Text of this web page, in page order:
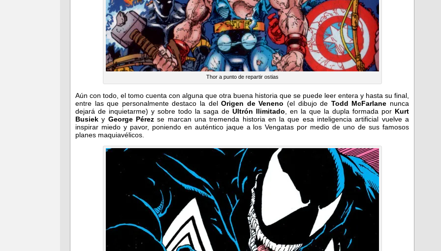
Thor a punto de repartir ostias
Aún con todo, el tomo cuenta con alguna que otra buena historia que se puede leer entera y hasta su final,
entre las que personalmente destaco la delOrigen de Veneno (el dibujo de Todd McFarlane nunca
dejará de inquietarme) y sobre todo la saga de Ultrón Ilimitado , en la que la dupla formada por Kurt
Busiek y George Pérezse marcan una tremenda historia en la que esa inteligencia artificial vuelve a
inspirar miedo y pavor, poniendo en auténtico jaque a los Vengatas por medio de uno de sus famosos
planes maquiavélicos.